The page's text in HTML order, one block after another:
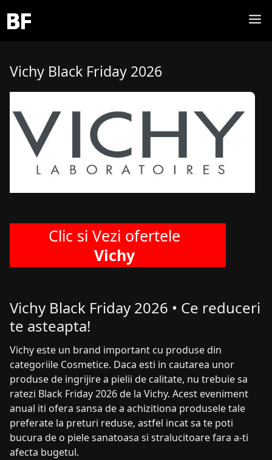
Vichy Black Friday 2026
Clic si Vezi ofertele
Vichy
Vichy Black Friday 2026 • Ce reduceri
te asteapta!
Vichy este un brand important cu produse din
categoriile Cosmetice. Daca esti in cautarea unor
produse de ingrijire a pielii de calitate, nu trebuie sa
ratezi Black Friday 2026 de la Vichy. Acest eveniment
anual iti ofera sansa de a achizitiona produsele tale
preferate la preturi reduse, astfel incat sa te poti
bucura de o piele sanatoasa si stralucitoare fara a-ti
afecta bugetul.